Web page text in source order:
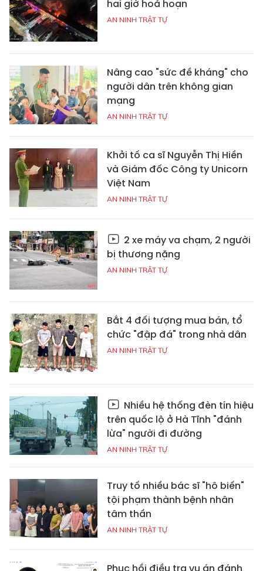
hai giờ hoả hoạn
AN NINH TRẬT TỰ
Nâng cao "sức đề kháng" cho
người dân trên không gian
mạng
AN NINH TRẬT TỰ
Khởi tố ca sĩ Nguyễn Thị Hiền
và Giám đốc Công ty Unicorn
Việt Nam
AN NINH TRẬT TỰ
2 xe máy va chạm, 2 người
bị thương nặng
AN NINH TRẬT TỰ
Bắt 4 đối tượng mua bán, tổ
chức "đập đá" trong nhà dân
AN NINH TRẬT TỰ
Nhiều hệ thống đèn tín hiệu
trên quốc lộ ở Hà Tĩnh "đánh
lừa" người đi đường
AN NINH TRẬT TỰ
Truy tố nhiều bác sĩ "hô biến"
tội phạm thành bệnh nhân
tâm thần
AN NINH TRẬT TỰ